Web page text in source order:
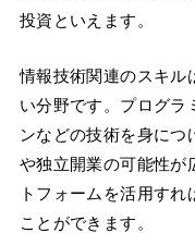
投資といえます。
情報技術関連のスキル
い分野です。プログラ
ンなどの技術を身につ
や独立開業の可能性が
トフォームを活用すれ
ことができます。